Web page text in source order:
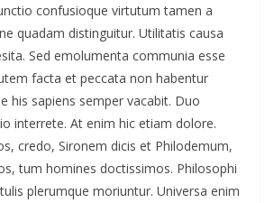
confusioque virtutum tamen a
quadam distinguitur. Utilitatis causa
Sed emolumenta communia esse
facta et peccata non habentur
his sapiens semper vacabit. Duo
interrete. At enim hic etiam dolore.
credo, Sironem dicis et Philodemum,
tum homines doctissimos. Philosophi
plerumque moriuntur. Universa enim